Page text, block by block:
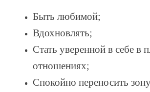
Быть любимой;
Вдохновлять;
Стать уверенной в себе в
отношениях;
Спокойно переносить